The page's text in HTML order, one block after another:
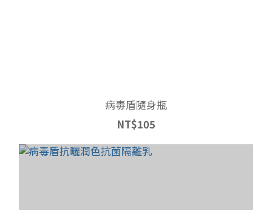
病毒盾隨身瓶
NT$105